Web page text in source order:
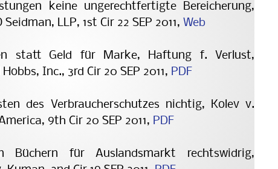
keine ungerechtfertigte Bereicherung,
LLP, 1st Cir 22 SEP 2011, Web
statt Geld für Marke, Haftung f. Verlust,
Inc., 3rd Cir 20 SEP 2011, PDF
des Verbraucherschutzes nichtig, Kolev v.
9th Cir 20 SEP 2011, PDF
Büchern für Auslandsmarkt rechtswidrig,